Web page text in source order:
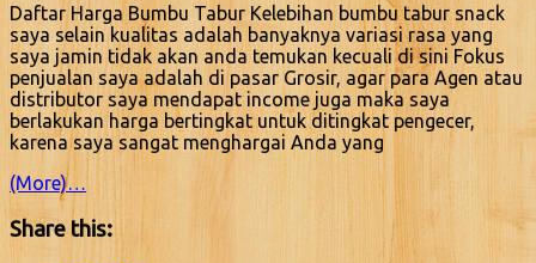
Daftar Harga Bumbu Tabur Kelebihan bumbu tabur snack
saya selain kualitas adalah banyaknya variasi rasa yang
saya jamin tidak akan anda temukan kecuali di sini Fokus
penjualan saya adalah di pasar Grosir, agar para Agen atau
distributor saya mendapat income juga maka saya
berlakukan harga bertingkat untuk ditingkat pengecer,
karena saya sangat menghargai Anda yang
(More)…
Share this: